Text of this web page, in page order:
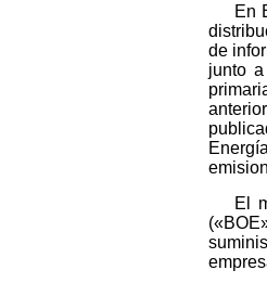
En
de
junto
El